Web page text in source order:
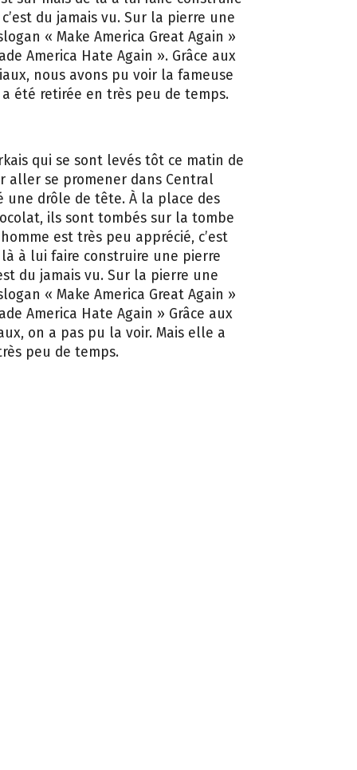
du jamais vu. Sur la pierre une
« Make America Great Again »
America Hate Again ». Grâce aux
nous avons pu voir la fameuse
été retirée en très peu de temps.
qui se sont levés tôt ce matin de
aller se promener dans Central
une drôle de tête. À la place des
ils sont tombés sur la tombe
est très peu apprécié, c’est
à lui faire construire une pierre
du jamais vu. Sur la pierre une
« Make America Great Again »
America Hate Again » Grâce aux
on a pas pu la voir. Mais elle a
peu de temps.